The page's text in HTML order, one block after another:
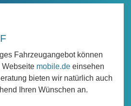
Fahrzeugangebot können
Webseite mobile.de einsehen
bieten wir natürlich auch
Ihren Wünschen an.